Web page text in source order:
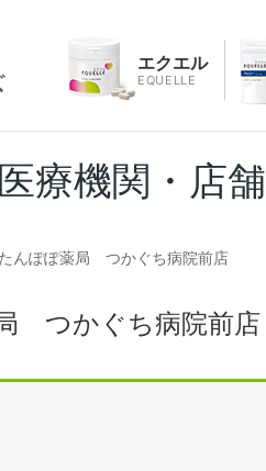
エクエル
EQUELLE
療機関・店舗
たんぽぽ薬局 つかぐち病院前店
つかぐち病院前店